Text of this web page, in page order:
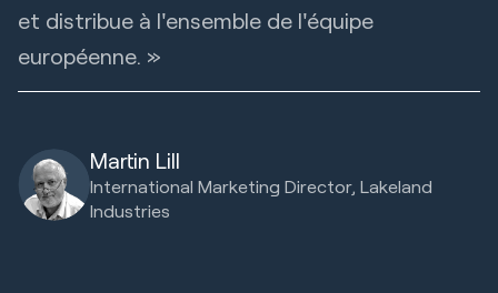
Martin Lill
International Marketing Director, Lakeland
Industries
et distribue à l'ensemble de l'équipe
européenne. »